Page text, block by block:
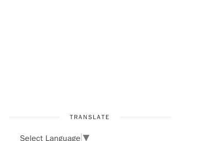
TRANSLATE
Select Language ▼